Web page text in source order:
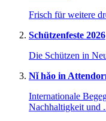
Frisch für weitere
Schützenfeste 2026
Die Schützen in
Nǐ hǎo in
Internationale
Nachhaltigkeit und